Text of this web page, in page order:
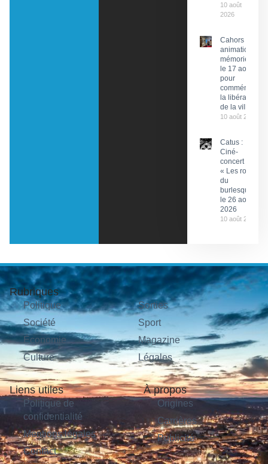
10 août
2026
Cahors : Des
animations
mémorielles
le 17 août
pour
commémorer
la libération
de la ville
10 août 2026
Catus :
Ciné-
concert
« Les rois
du
burlesque »
le 26 août
2026
10 août 2026
Rubriques
Politique
Société
Économie
Culture
Sorties
Sport
Magazine
Légales
Liens utiles
Politique de
confidentialité
Mentions légales
Contact
À propos
Origines
Carrières
Publicité